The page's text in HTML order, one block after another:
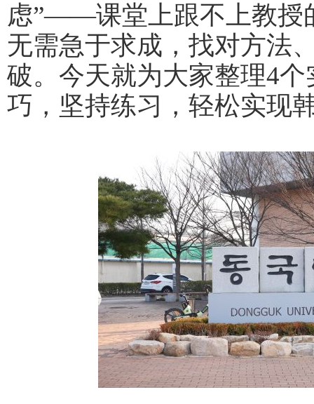
虑”——课堂上跟不上教授
无需急于求成，找对方法
破。今天就为大家整理4
巧，坚持练习，轻松实现